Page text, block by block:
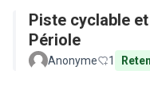
Piste cyclable
Périole
Anonyme 1